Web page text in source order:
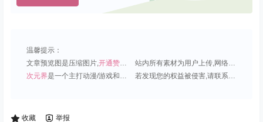
温馨提示：
文章预览图是压缩图片,开通赞助会员 可免费下载超清原图;
站内所有素材为用户上传,网络分享或原创,请勿用于商业用途;
次元界是一个主打动漫/游戏和虚拟偶像角色的插画壁纸平台; 若发现您的权益被侵害,请联系QQ1815919191,我们尽快处理.
收藏 举报